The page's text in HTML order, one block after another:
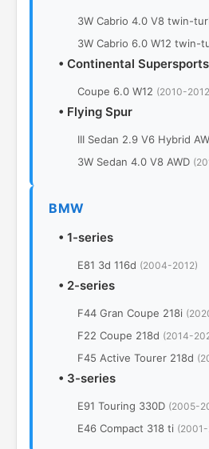
3W Cabrio 4.0 V8 twin-
3W Cabrio 6.0 W12 twin-
• Continental Supersports
Coupe 6.0 W12 (2010-
• Flying Spur
III Sedan 2.9 V6 Hybrid
3W Sedan 4.0 V8 AWD
BMW
• 1-series
E81 3d 116d (2004-2012)
• 2-series
F44 Gran Coupe 218i
F22 Coupe 218d (2014-
F45 Active Tourer 218d
• 3-series
E91 Touring 330D (2005-
E46 Compact 318 ti